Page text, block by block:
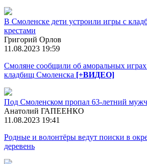
В Смоленске дети устроили игры с
крестами
Григорий Орлов
11.08.2023 19:59
Смоляне сообщили об аморальных
кладбищ Смоленска [+ВИДЕО]
Под Смоленском пропал 63-летний
Анатолий ГАПЕЕНКО
11.08.2023 19:41
Родные и волонтёры ведут поиски в
деревень